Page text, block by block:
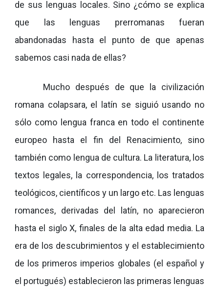
de sus lenguas locales. Sino ¿cómo se explica
que las lenguas prerromanas fueran
abandonadas hasta el punto de que apenas
sabemos casi nada de ellas?
Mucho después de que la civilización
romana colapsara, el latín se siguió usando no
sólo como lengua franca en todo el continente
europeo hasta el fin del Renacimiento, sino
también como lengua de cultura. La literatura, los
textos legales, la correspondencia, los tratados
teológicos, científicos y un largo etc. Las lenguas
romances, derivadas del latín, no aparecieron
hasta el siglo X, finales de la alta edad media. La
era de los descubrimientos y el establecimiento
de los primeros imperios globales (el español y
el portugués) establecieron las primeras lenguas